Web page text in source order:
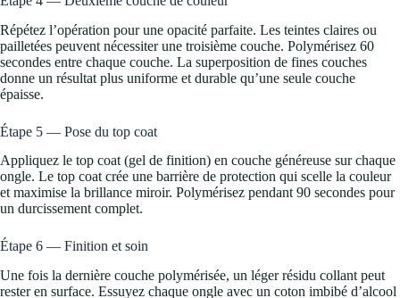
Répétez l’opération pour une opacité parfaite. Les teintes claires ou
pailletées peuvent nécessiter une troisième couche. Polymérisez 60
secondes entre chaque couche. La superposition de fines couches
donne un résultat plus uniforme et durable qu’une seule couche
épaisse.
Étape 5 — Pose du top coat
Appliquez le top coat (gel de finition) en couche généreuse sur chaque
ongle. Le top coat crée une barrière de protection qui scelle la couleur
et maximise la brillance miroir. Polymérisez pendant 90 secondes pour
un durcissement complet.
Étape 6 — Finition et soin
Une fois la dernière couche polymérisée, un léger résidu collant peut
rester en surface. Essuyez chaque ongle avec un coton imbibé d’alcool